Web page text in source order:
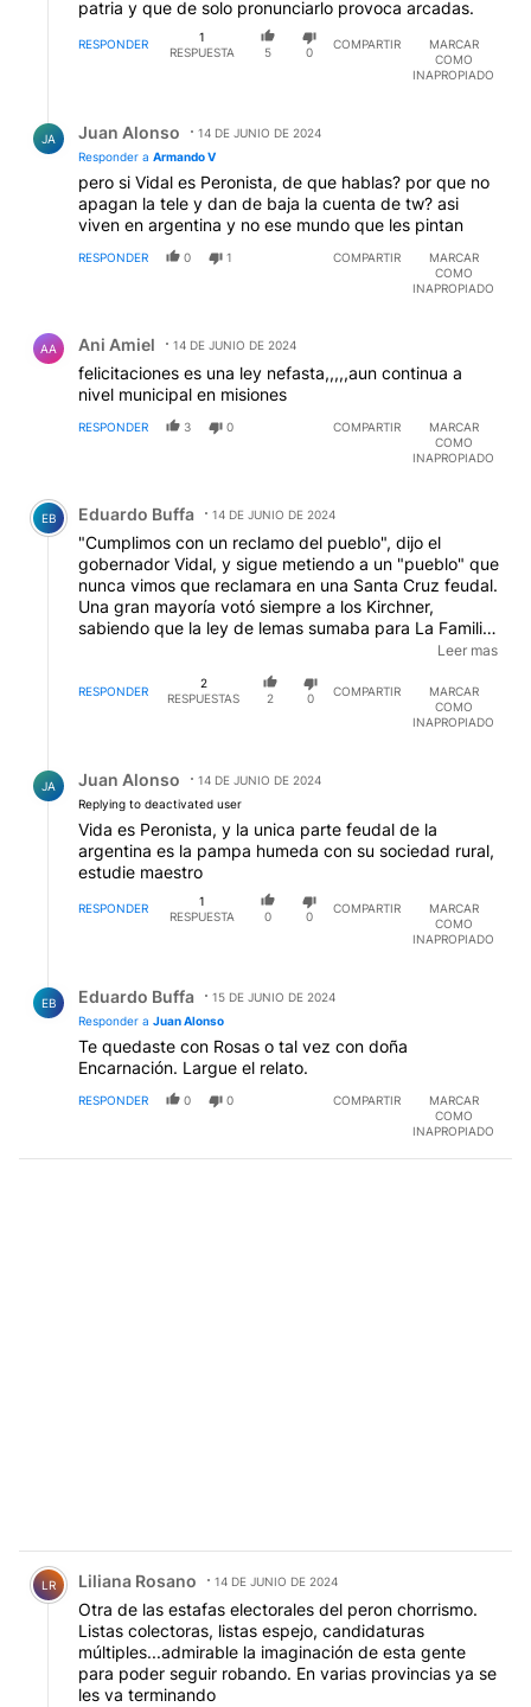
patria y que de solo pronunciarlo provoca arcadas.
RESPONDER
1
RESPUESTA
5 0
COMPARTIR
MARCAR
COMO
INAPROPIADO
JA Juan Alonso
14 DE JUNIO DE 2024
Responder a Armando V
pero si Vidal es Peronista, de que hablas? por que no
apagan la tele y dan de baja la cuenta de tw? asi
viven en argentina y no ese mundo que les pintan
RESPONDER 0 1 COMPARTIR
MARCAR
COMO
INAPROPIADO
AA Ani Amiel 14 DE JUNIO DE 2024
felicitaciones es una ley nefasta,,,,,aun continua a
nivel municipal en misiones
RESPONDER 3 0 COMPARTIR
MARCAR
COMO
INAPROPIADO
Comentario de Eduardo Buffa.
EB Eduardo Buffa 14 DE JUNIO DE 2024
"Cumplimos con un reclamo del pueblo", dijo el
gobernador Vidal, y sigue metiendo a un "pueblo" que
nunca vimos que reclamara en una Santa Cruz feudal.
Una gran mayoría votó siempre a los Kirchner,
sabiendo que la ley de lemas sumaba para La Familia.
Bien pero algo tarde, cuando Cristina ya solo se
dedica a X, opinar contra medio mundo y comer
chocolotes.
Leer mas
RESPONDER
2
RESPUESTAS
2 0
COMPARTIR
MARCAR
COMO
INAPROPIADO
JA Juan Alonso
14 DE JUNIO DE 2024
Replying to deactivated user
Vida es Peronista, y la unica parte feudal de la
argentina es la pampa humeda con su sociedad rural,
estudie maestro
RESPONDER
1
RESPUESTA
0 0
COMPARTIR
MARCAR
COMO
INAPROPIADO
EB Eduardo Buffa
15 DE JUNIO DE 2024
Responder a Juan Alonso
Te quedaste con Rosas o tal vez con doña
Encarnación. Largue el relato.
RESPONDER 0 0 COMPARTIR
MARCAR
COMO
INAPROPIADO
Comentario de Liliana Rosano.
LR Liliana Rosano 14 DE JUNIO DE 2024
Otra de las estafas electorales del peron chorrismo.
Listas colectoras, listas espejo, candidaturas
múltiples...admirable la imaginación de esta gente
para poder seguir robando. En varias provincias ya se
les va terminando